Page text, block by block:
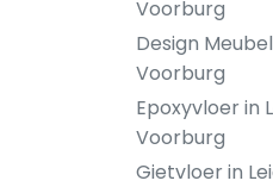
Voorburg
Design
Voorburg
Epoxyvloer in
Voorburg
Gietvloer in